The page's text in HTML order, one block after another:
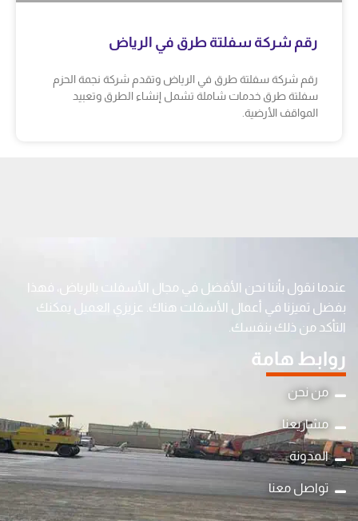
رقم شركة سفلتة طرق في الرياض
رقم شركة سفلتة طرق في الرياض وتقدم شركة نجمة الحزم
سفلتة طرق خدمات شاملة تشمل إنشاء الطرق وتعبيد
المواقف الأرضية.
عندما نقول بأننا نحن الأفضل في مجال الأسفلت بالرياض، فهذا
بفضل تميزنا في أعمال الأسفلت هناك. عزيزي العميل يمكنك
التأكد من ذلك بنفسك.
روابط هامة
من نحن
مشاريعنا
المدونة
تواصل معنا